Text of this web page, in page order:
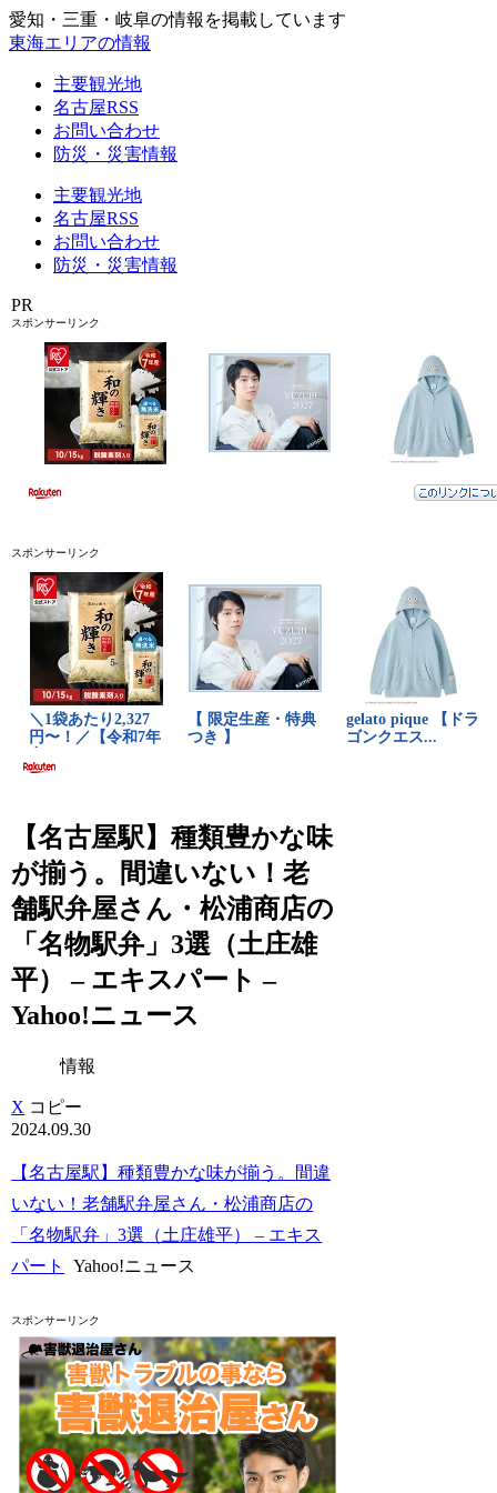
愛知・三重・岐阜の情報を掲載しています
東海エリアの情報
主要観光地
名古屋RSS
お問い合わせ
防災・災害情報
主要観光地
名古屋RSS
お問い合わせ
防災・災害情報
PR
スポンサーリンク
スポンサーリンク
【名古屋駅】種類豊かな味
が揃う。間違いない！老
舗駅弁屋さん・松浦商店の
「名物駅弁」3選（土庄雄
平） – エキスパート –
Yahoo!ニュース
情報
X コピー
2024.09.30
【名古屋駅】種類豊かな味が揃う。間違
いない！老舗駅弁屋さん・松浦商店の
「名物駅弁」3選（土庄雄平） – エキス
パート
Yahoo!ニュース
スポンサーリンク